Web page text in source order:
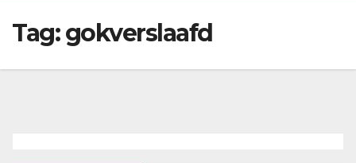
Tag:gokverslaafd